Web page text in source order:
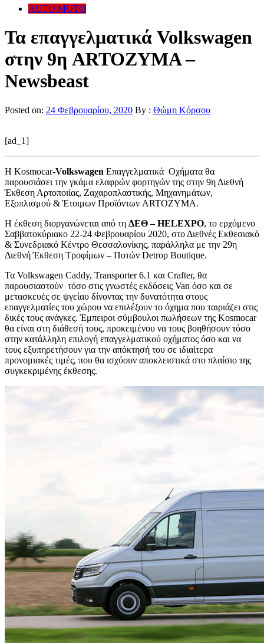
AUTO MOTO
Τα επαγγελματικά Volkswagen
στην 9η ARTOZYMA –
Newsbeast
Posted on: 24 Φεβρουαρίου, 2020 By : Θώμη Κόρσου
[ad_1]
H Kosmocar-Volkswagen Επαγγελματικά Οχήματα θα
παρουσιάσει την γκάμα ελαφρών φορτηγών της στην 9η Διεθνή
Έκθεση Αρτοποιίας, Ζαχαροπλαστικής, Μηχανημάτων,
Εξοπλισμού & Έτοιμων Προϊόντων ARTOZYMA.
Η έκθεση διοργανώνεται από τη ΔΕΘ – HELEXPO, το ερχόμενο
Σαββατοκύριακο 22-24 Φεβρουαρίου 2020, στο Διεθνές Εκθεσιακό
& Συνεδριακό Κέντρο Θεσσαλονίκης, παράλληλα με την 29η
Διεθνή Έκθεση Τροφίμων – Ποτών Detrop Boutique.
Τα Volkswagen Caddy, Transporter 6.1 και Crafter, θα
παρουσιαστούν τόσο στις γνωστές εκδόσεις Van όσο και σε
μετασκευές σε ψγείαυ δίνοντας την δυνατότητα στους
επαγγελματίες του χώρου να επιλέξουν το όχημα που ταιριάζει στις
δικές τους ανάγκες. Έμπειροι σύμβουλοι πωλήσεων της Kosmocar
θα είναι στη διάθεσή τους, προκειμένου να τους βοηθήσουν τόσο
στην κατάλληλη επιλογή επαγγελματικού οχήματος όσο και να
τους εξυπηρετήσουν για την απόκτησή του σε ιδιαίτερα
προνομιακές τιμές, που θα ισχύουν αποκλειστικά στο πλαίσιο της
συγκεκριμένης έκθεσης.